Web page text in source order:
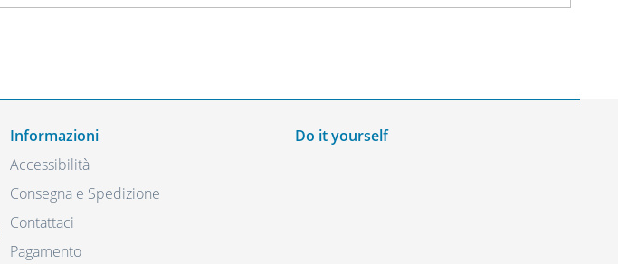
Informazioni
Accessibilità
Consegna e Spedizione
Contattaci
Pagamento
Do it yourself